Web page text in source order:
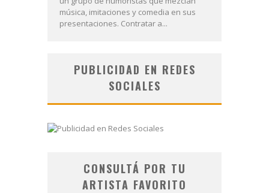
música, imitaciones y comedia en sus
presentaciones. Contratar a...
PUBLICIDAD EN REDES
SOCIALES
CONSULTÁ POR TU
ARTISTA FAVORITO